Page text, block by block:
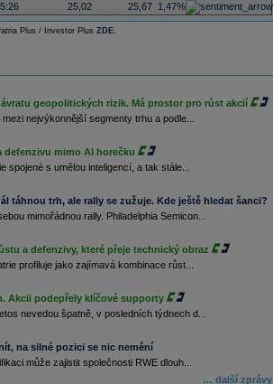
25,02 25,67 1,47%
Plus / Investor Plus ZDE.
geopolitických rizik. Má prostor pro růst akcií
nejvýkonnější segmenty trhu a podle...
defenzivu mimo AI horečku
spojené s umělou inteligencí, a tak stále...
táhnou trh, ale rally se zužuje. Kde ještě hledat šanci?
mimořádnou rally. Philadelphia Semicon...
a defenzivy, které přeje technický obraz
profiluje jako zajímavá kombinace růst...
Akcii podepřely klíčové supporty
nevedou špatně, v posledních týdnech d...
na silné pozici se nic nemění
může zajistit společnosti RWE dlouh...
… další zprávy